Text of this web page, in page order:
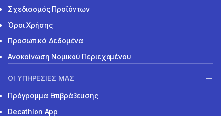
Σχεδιασμός Προϊόντων
Όροι Χρήσης
Προσωπικά Δεδομένα
Ανακοίνωση Νομικού Περιεχομένου
ΟΙ ΥΠΗΡΕΣΙΕΣ ΜΑΣ
Πρόγραμμα Επιβράβευσης
Decathlon App